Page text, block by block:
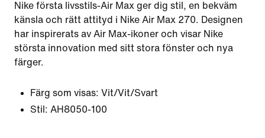
Nike första livsstils-Air Max ger dig stil, en bekväm
känsla och rätt attityd i Nike Air Max 270. Designen
har inspirerats av Air Max-ikoner och visar Nike
största innovation med sitt stora fönster och nya
färger.
Färg som visas: Vit/Vit/Svart
Stil: AH8050-100